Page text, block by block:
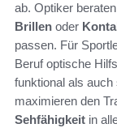
ab. Optiker
Brillen oder
passen. Für
Beruf optische
funktional als
maximieren den
Sehfähigkeit in